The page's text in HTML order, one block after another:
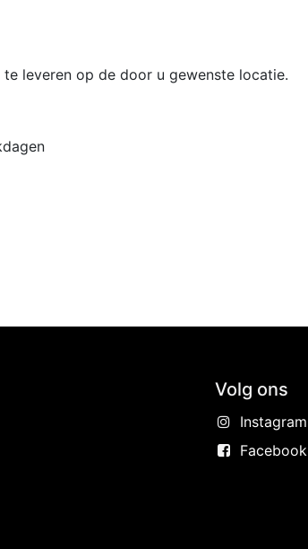
leveren op de door u gewenste locatie.
Volg ons
Instagram
Facebook